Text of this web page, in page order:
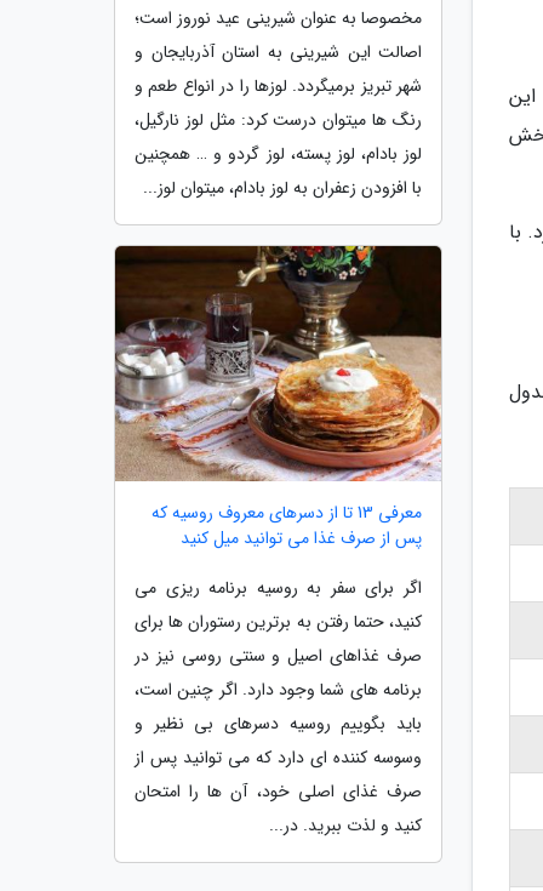
با
مخصوصا به عنوان شیرینی عید نوروز است؛
اصالت این شیرینی به استان آذربایجان و
شهر تبریز برمیگردد. لوزها را در انواع طعم و
رنگ ها میتوان درست کرد: مثل لوز نارگیل،
لوز بادام، لوز پسته، لوز گردو و … همچنین
با افزودن زعفران به لوز بادام، میتوان لوز...
معرفی 13 تا از دسرهای معروف روسیه که
پس از صرف غذا می توانید میل کنید
اگر برای سفر به روسیه برنامه ریزی می
کنید، حتما رفتن به برترین رستوران ها برای
صرف غذاهای اصیل و سنتی روسی نیز در
برنامه های شما وجود دارد. اگر چنین است،
باید بگوییم روسیه دسرهای بی نظیر و
وسوسه کننده ای دارد که می توانید پس از
صرف غذای اصلی خود، آن ها را امتحان
کنید و لذت ببرید. در...